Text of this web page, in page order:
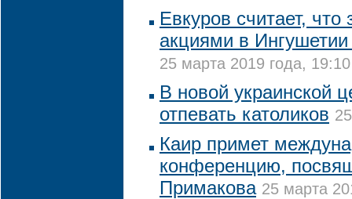
Евкуров считает,
акциями в Ингушетии
25 марта 2019 года, 19:10
В новой украинской
отпевать католиков
Каир примет
конференцию,
Примакова 25 марта